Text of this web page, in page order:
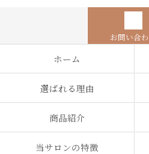
お問い合
ホーム
選ばれる理由
商品紹介
当サロンの特徴